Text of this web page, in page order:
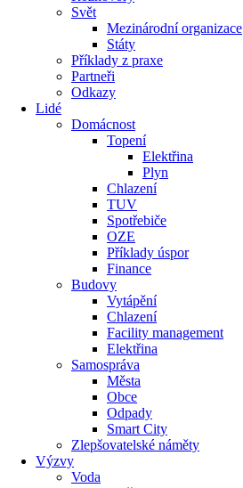
Svět
Mezinárodní organizace
Státy
Příklady z praxe
Partneři
Odkazy
Lidé
Domácnost
Topení
Elektřina
Plyn
Chlazení
TUV
Spotřebiče
OZE
Příklady úspor
Finance
Budovy
Vytápění
Chlazení
Facility management
Elektřina
Samospráva
Města
Obce
Odpady
Smart City
Zlepšovatelské náměty
Výzvy
Voda